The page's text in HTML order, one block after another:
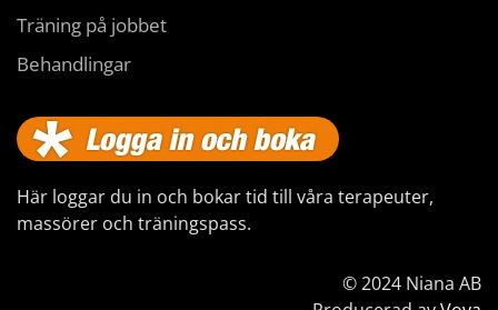
Träning på jobbet
Behandlingar
Här loggar du in och bokar tid till våra terapeuter,
massörer och träningspass.
© 2024 Niana AB